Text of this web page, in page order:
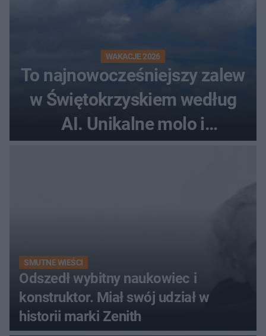
WAKACJE 2026
To najnowocześniejszy zalew
w Świętokrzyskiem według
AI. Unikalne molo i
SMUTNE WIEŚCI
Odszedł wybitny naukowiec i
konstruktor. Miał swój udział w
historii marki Zenith